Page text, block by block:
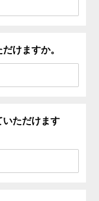
けますか。
いただけます